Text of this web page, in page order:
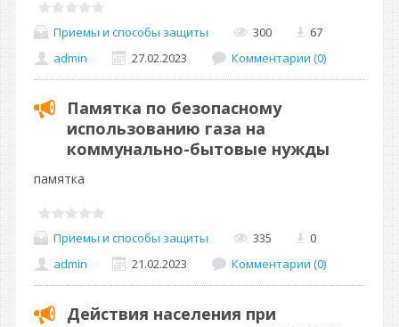
Приемы и способы защиты 300
67
admin
27.02.2023 Комментарии (0)
Памятка по безопасному
использованию газа на
коммунально-бытовые нужды
памятка
Приемы и способы защиты 335
0
admin
21.02.2023 Комментарии (0)
Действия населения при